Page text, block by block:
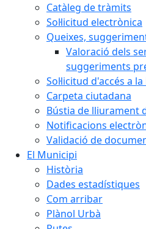
Catàleg de tràmits
Sol·licitud electrònica
Queixes,
Valoració dels
suggeriments
Sol·licitud d'accés a
Carpeta ciutadana
Bústia de lliurament
Notificacions
Validació de
El Municipi
Història
Dades estadístiques
Com arribar
Plànol Urbà